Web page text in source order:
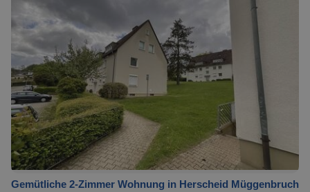
Gemütliche 2-Zimmer Wohnung in Herscheid Müggenbruch